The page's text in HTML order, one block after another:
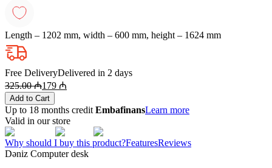
Length – 1202 mm, width – 600 mm, height – 1624 mm
Free DeliveryDelivered in 2 days
325.00₼179 ₼
Add to Cart
Up to 18 months credit EmbafinansLearn more
Valid in our store
Why should I buy this product?FeaturesReviews
Dəniz Computer desk